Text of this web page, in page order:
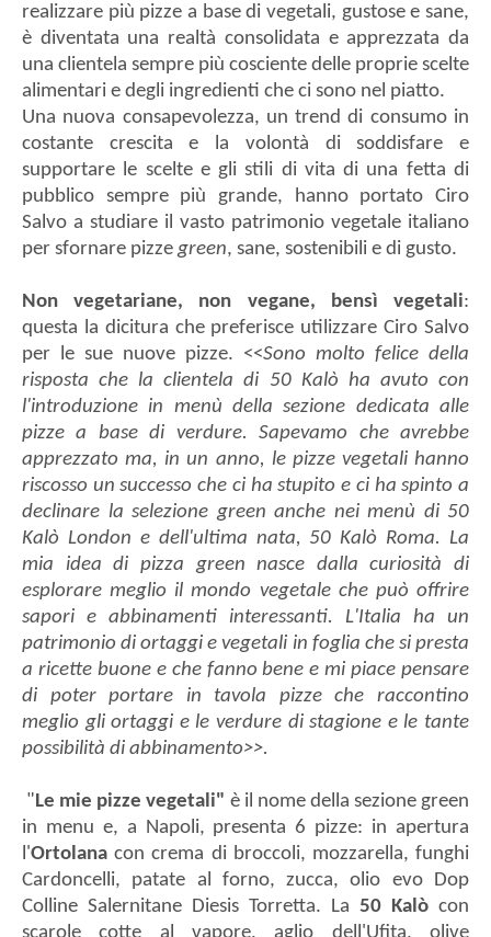
realizzare più pizze a base di vegetali, gustose e sane,
è diventata una realtà consolidata e apprezzata da
una clientela sempre più cosciente delle proprie scelte
alimentari e degli ingredienti che ci sono nel piatto.
Una nuova consapevolezza, un trend di consumo in
costante crescita e la volontà di soddisfare e
supportare le scelte e gli stili di vita di una fetta di
pubblico sempre più grande, hanno portato Ciro
Salvo a studiare il vasto patrimonio vegetale italiano
per sfornare pizzegreen, sane, sostenibili e di gusto.
Non vegetariane, non vegane, bensì vegetali:
questa la dicitura che preferisce utilizzare Ciro Salvo
per le sue nuove pizze. <<Sono molto felice della
risposta che la clientela di 50 Kalò ha avuto con
l'introduzione in menù della sezione dedicata alle
pizze a base di verdure. Sapevamo che avrebbe
apprezzato ma, in un anno, le pizze vegetali hanno
riscosso un successo che ci ha stupito e ci ha spinto a
declinare la selezione green anche nei menù di 50
Kalò London e dell'ultima nata, 50 Kalò Roma. La
mia idea di pizza green nasce dalla curiosità di
esplorare meglio il mondo vegetale che può offrire
sapori e abbinamenti interessanti. L'Italia ha un
patrimonio di ortaggi e vegetali in foglia che si presta
a ricette buone e che fanno bene e mi piace pensare
di poter portare in tavola pizze che raccontino
meglio gli ortaggi e le verdure di stagione e le tante
possibilità di abbinamento>>.
"Le mie pizze vegetali" è il nome della sezione green
in menu e, a Napoli, presenta 6 pizze: in apertura
l'Ortolanacon crema di broccoli, mozzarella, funghi
Cardoncelli, patate al forno, zucca, olio evo Dop
Colline Salernitane Diesis Torretta. La 50 Kalò con